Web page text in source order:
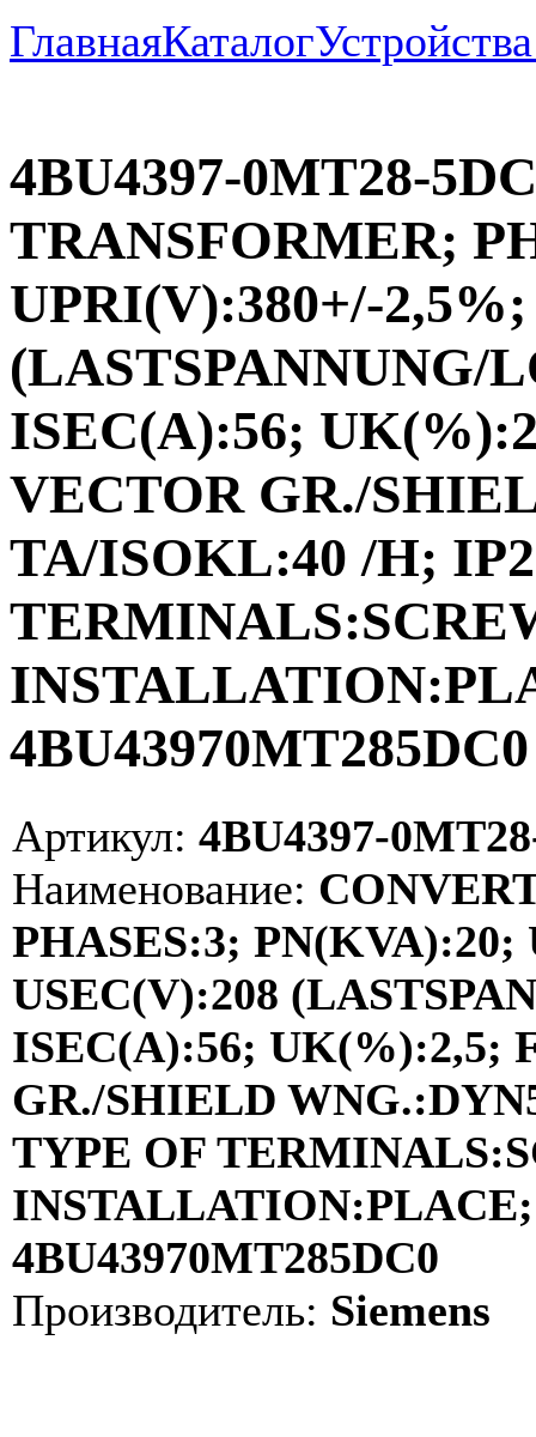
ГлавнаяКаталог
4BU4397-0MT28-
TRANSFORMER;
UPRI(V):380+/-
(LASTSPANNUNG/
ISEC(A):56;
VECTOR GR./
TA/ISOKL:40 /H;
Артикул: 4BU4397-
Наименование:
PHASES:3;
USEC(V):208
ISEC(A):56; UK(%):2,5;
GR./SHIELD
TYPE OF
INSTALLATION:PLACE;
4BU43970MT285DC0
Производитель: Siemens